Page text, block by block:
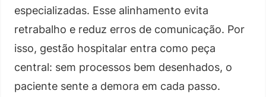
especializadas. Esse alinhamento evita
retrabalho e reduz erros de comunicação. Por
isso, gestão hospitalar entra como peça
central: sem processos bem desenhados, o
paciente sente a demora em cada passo.